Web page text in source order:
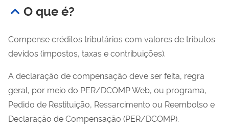
O que é?
Compense créditos tributários com valores de tributos
devidos (impostos, taxas e contribuições).
A declaração de compensação deve ser feita, regra
geral, por meio do PER/DCOMP Web, ou programa,
Pedido de Restituição, Ressarcimento ou Reembolso e
Declaração de Compensação (PER/DCOMP).